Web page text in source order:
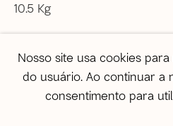
Sábado, das 11h às 17h
Vendas
vendas@agentilcarioca.com.br
WhatsApp +55 11
Nosso site usa cookies
do usuário. Ao continuar a
consentimento para
10.5 Kg
Mais imagens
(View a larger image of
, currently selected.
, currently selected.
, currently selected.
(View a larger(View a